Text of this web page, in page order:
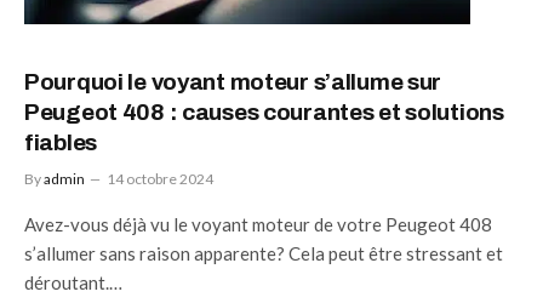
Pourquoi le voyant moteur s’allume sur
Peugeot 408 : causes courantes et solutions
fiables
Byadmin 14 octobre 2024
Avez-vous déjà vu le voyant moteur de votre Peugeot 408
s’allumer sans raison apparente? Cela peut être stressant et
déroutant.…